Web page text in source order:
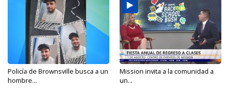
Policía de Brownsville busca a un
hombre...
Mission invita a la comunidad a
un...